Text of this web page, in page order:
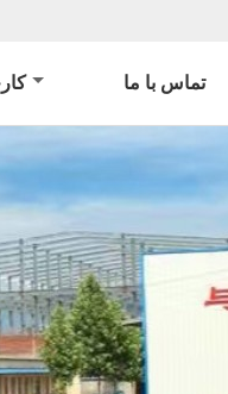
تماس با ما